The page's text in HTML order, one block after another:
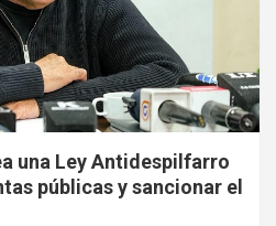
una Ley Antidespilfarro
públicas y sancionar el